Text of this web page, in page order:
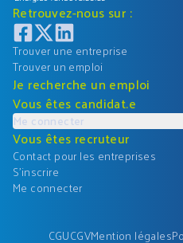
Retrouvez-nous sur :
Trouver une entreprise
Trouver un emploi
Je recherche un emploi
Vous êtes candidat.e
Me connecter
Vous êtes recruteur
Contact pour les entreprises
S'inscrire
Me connecter
CGUCGVMention légales